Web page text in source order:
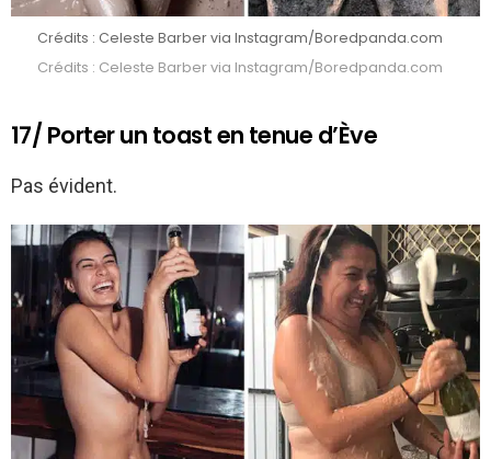
Crédits : Celeste Barber via Instagram/Boredpanda.com
Crédits : Celeste Barber via Instagram/Boredpanda.com
17/ Porter un toast en tenue d’Ève
Pas évident.